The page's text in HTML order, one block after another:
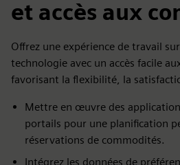
et accès aux
Offrez une expérience de travail
technologie avec un accès facile
favorisant la flexibilité, la
Mettre en œuvre des
portails pour une planification
réservations de commodités.
Intégrez les données de